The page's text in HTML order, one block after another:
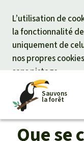
L’utilisation de
la fonctionnalité
uniquement de
nos propres
sans pistage.
Sauvons
la forêt
Que se